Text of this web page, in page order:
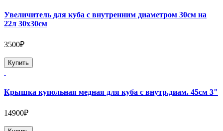
Увеличитель для куба с внутренним диаметром 30см на
22л 30х30см
3500₽
Купить
Крышка купольная медная для куба с внутр.диам. 45см 3"
14900₽